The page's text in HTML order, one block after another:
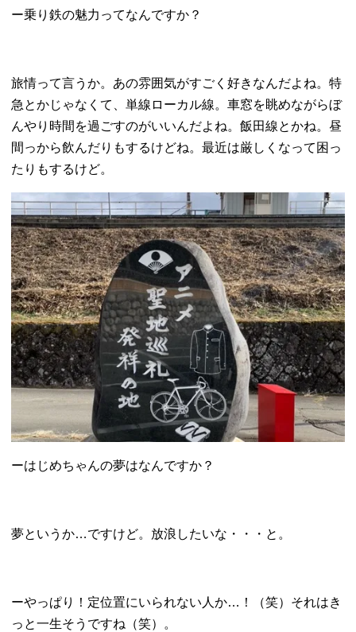
ー乗り鉄の魅力ってなんですか？
旅情って言うか。あの雰囲気がすごく好きなんだよね。特
急とかじゃなくて、単線ローカル線。車窓を眺めながらぼ
んやり時間を過ごすのがいいんだよね。飯田線とかね。昼
間っから飲んだりもするけどね。最近は厳しくなって困っ
たりもするけど。
ーはじめちゃんの夢はなんですか？
夢というか…ですけど。放浪したいな・・・と。
ーやっぱり！定位置にいられない人か…！（笑）それはき
っと一生そうですね（笑）。